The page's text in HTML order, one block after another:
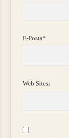
E-Posta*
Web Sitesi